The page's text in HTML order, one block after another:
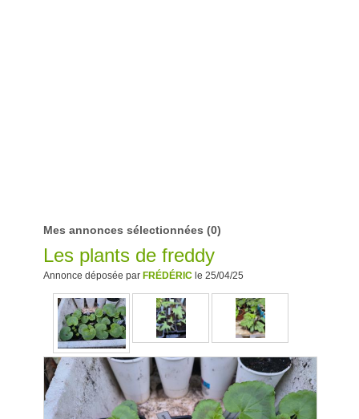
Mes annonces sélectionnées (0)
Les plants de freddy
Annonce déposée par FRÉDÉRIC le 25/04/25